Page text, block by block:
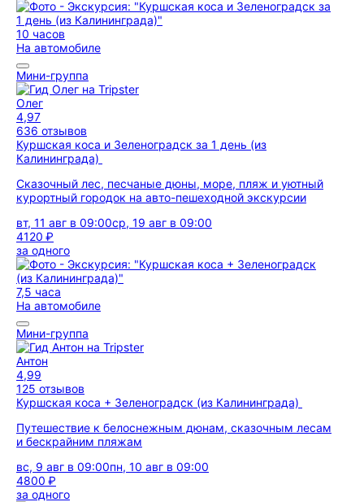
10 часов
На автомобиле
Мини-группа
Олег
4,97
636 отзывов
Куршская коса и Зеленоградск за 1 день (из
Калининграда)
Сказочный лес, песчаные дюны, море, пляж и уютный
курортный городок на авто-пешеходной экскурсии
вт, 11 авг в 09:00ср, 19 авг в 09:00
4120 ₽
за одного
7,5 часа
На автомобиле
Мини-группа
Антон
4,99
125 отзывов
Куршская коса + Зеленоградск (из Калининграда)
Путешествие к белоснежным дюнам, сказочным лесам
и бескрайним пляжам
вс, 9 авг в 09:00пн, 10 авг в 09:00
4800 ₽
за одного